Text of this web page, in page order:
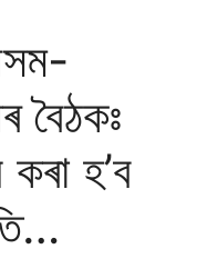
বৈঠকঃ
কৰা হ’ব